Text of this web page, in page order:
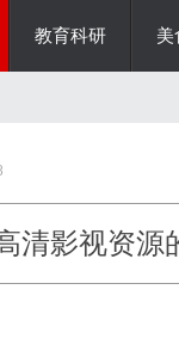
教育科研 美
清影视资源